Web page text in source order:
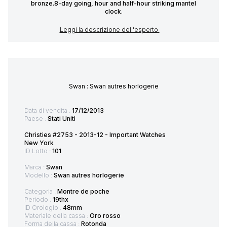
bronze.8-day going, hour and half-hour striking mantel
clock.
Leggi la descrizione dell'esperto
Swan : Swan autres horlogerie
Data di vendita : 17/12/2013
Paese : Stati Uniti
Christies #2753 - 2013-12 - Important Watches
New York
ID Lotto : 101
Marca : Swan
Modello : Swan autres horlogerie
Categoria : Montre de poche
Periodo : 19thx
ID Orologio : 48mm
Materiale della cassa : Oro rosso
Forma della cassa : Rotonda